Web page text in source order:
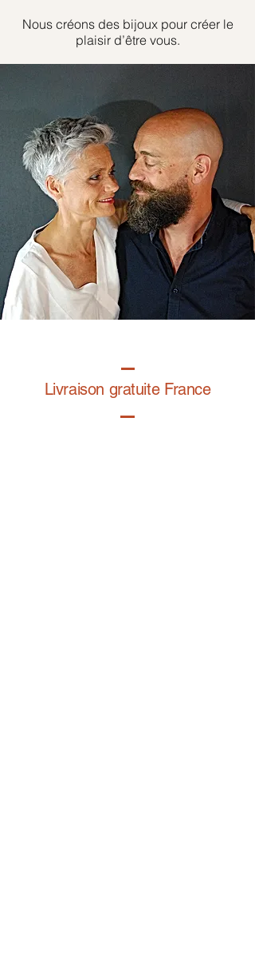
Nous créons des bijoux pour créer le
plaisir d’être vous.
Livraison gratuite France